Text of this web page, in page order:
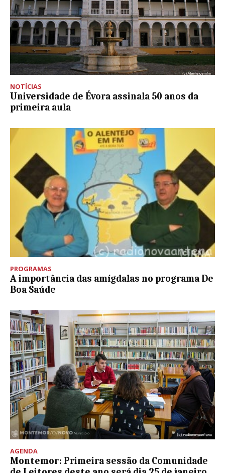
NOTÍCIAS
Universidade de Évora assinala 50 anos da
primeira aula
PROGRAMAS
A importância das amígdalas no programa De
Boa Saúde
AGENDA
Montemor: Primeira sessão da Comunidade